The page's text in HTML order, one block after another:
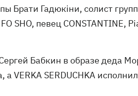
Брати Гадюкіни, солист
SHO, певец CONSTANTINE,
Бабкин в образе деда
VERKA SERDUCHKA